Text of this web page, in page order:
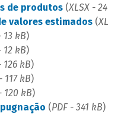
de produtos(XLSX - 24 kB
valores estimados(
13 kB)
12 kB)
126 kB)
117 kB)
120 kB)
(PDF - 341 kB)